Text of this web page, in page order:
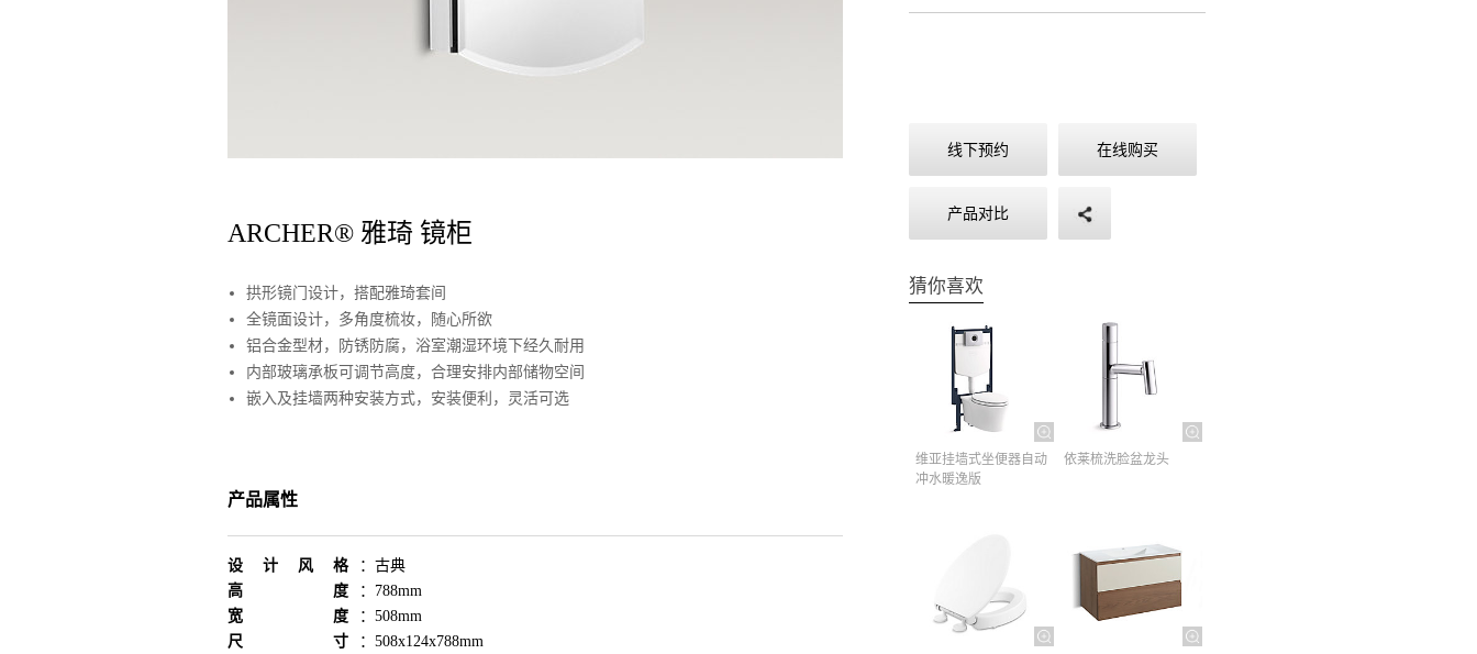
ARCHER® 雅琦 镜柜
拱形镜门设计，搭配雅琦套间
全镜面设计，多角度梳妆，随心所欲
铝合金型材，防锈防腐，浴室潮湿环境下经久耐用
内部玻璃承板可调节高度，合理安排内部储物空间
嵌入及挂墙两种安装方式，安装便利，灵活可选
产品属性
设计风格 ： 古典
高度
： 788mm
宽度
： 508mm
尺寸
： 508x124x788mm
线下预约 在线购买
产品对比
猜你喜欢
维亚挂墙式坐便器自动
冲水暖逸版
依莱梳洗脸盆龙头